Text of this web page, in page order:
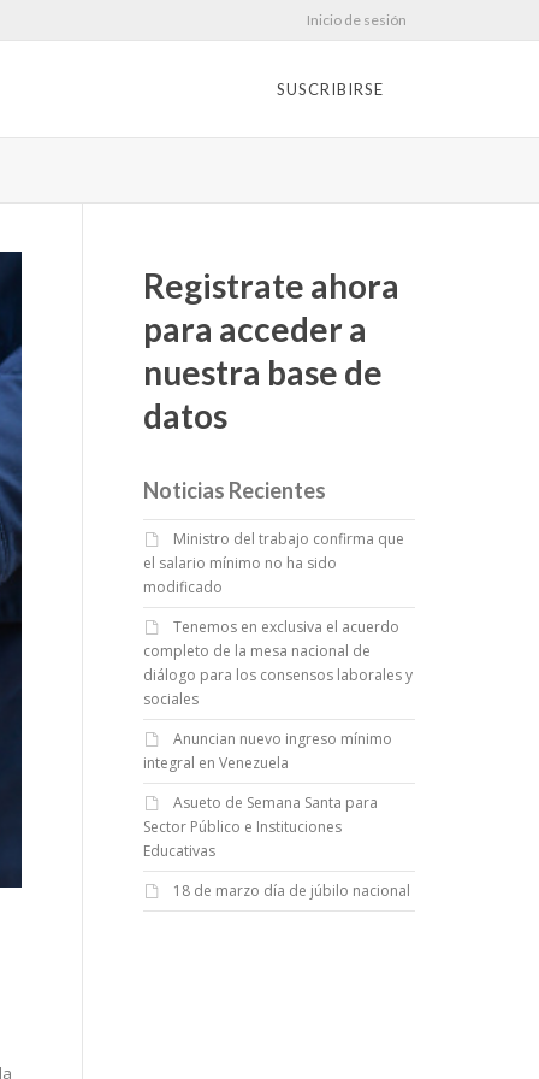
Inicio de sesión
SUSCRIBIRSE
Registrate ahora
para acceder a
nuestra base de
datos
Noticias Recientes
Ministro del trabajo confirma que
el salario mínimo no ha sido
modificado
Tenemos en exclusiva el acuerdo
completo de la mesa nacional de
diálogo para los consensos laborales y
sociales
Anuncian nuevo ingreso mínimo
integral en Venezuela
Asueto de Semana Santa para
Sector Público e Instituciones
Educativas
18 de marzo día de júbilo nacional